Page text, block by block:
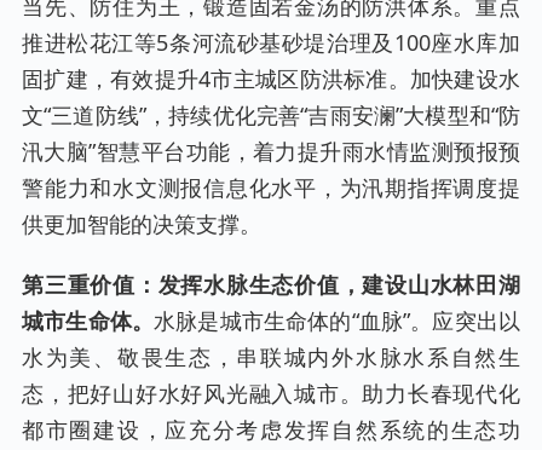
当先、防住为王，锻造固若金汤的防洪体系。重点
推进松花江等5条河流砂基砂堤治理及100座水库加
固扩建，有效提升4市主城区防洪标准。加快建设水
文“三道防线”，持续优化完善“吉雨安澜”大模型和“防
汛大脑”智慧平台功能，着力提升雨水情监测预报预
警能力和水文测报信息化水平，为汛期指挥调度提
供更加智能的决策支撑。
第三重价值：发挥水脉生态价值，建设山水林田湖
城市生命体。水脉是城市生命体的“血脉”。应突出以
水为美、敬畏生态，串联城内外水脉水系自然生
态，把好山好水好风光融入城市。助力长春现代化
都市圈建设，应充分考虑发挥自然系统的生态功